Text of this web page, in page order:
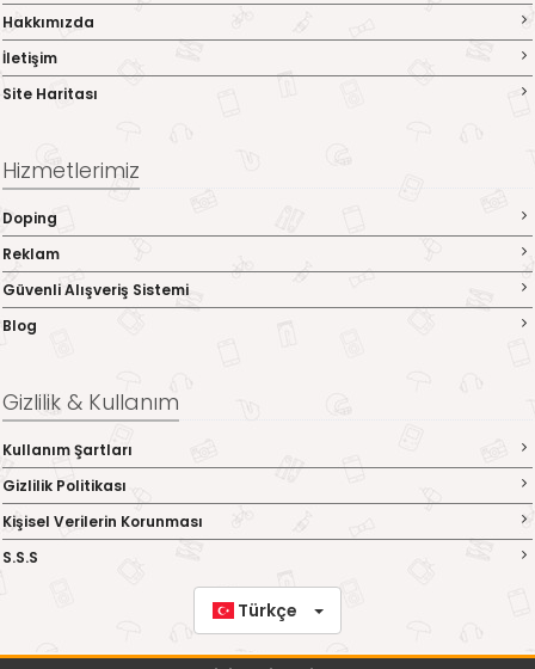
Hakkımızda
İletişim
Site Haritası
Hizmetlerimiz
Doping
Reklam
Güvenli Alışveriş Sistemi
Blog
Gizlilik & Kullanım
Kullanım Şartları
Gizlilik Politikası
Kişisel Verilerin Korunması
S.S.S
Türkçe